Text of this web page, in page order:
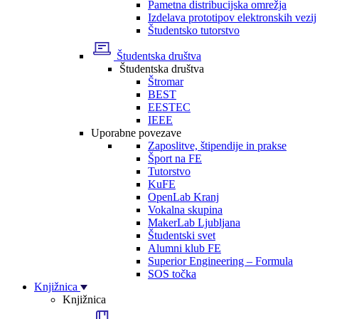
Pametna distribucijska omrežja
Izdelava prototipov elektronskih vezij
Študentsko tutorstvo
Študentska društva
Študentska društva
Štromar
BEST
EESTEC
IEEE
Uporabne povezave
Zaposlitve, štipendije in prakse
Šport na FE
Tutorstvo
KuFE
OpenLab Kranj
Vokalna skupina
MakerLab Ljubljana
Študentski svet
Alumni klub FE
Superior Engineering – Formula
SOS točka
Knjižnica
Knjižnica